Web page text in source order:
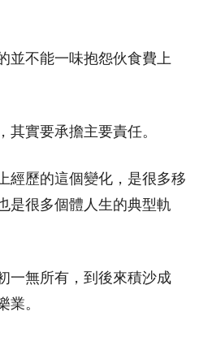
並不能一味抱怨伙食費上
其實要承擔主要責任。
經歷的這個變化，是很多移
是很多個體人生的典型軌
一無所有，到後來積沙成
業。